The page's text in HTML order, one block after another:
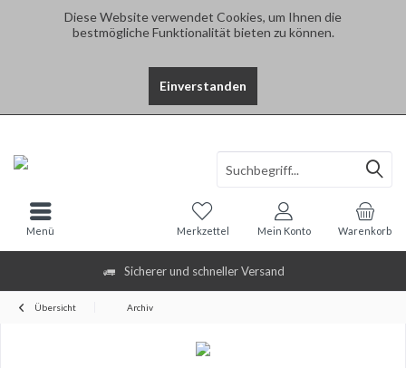
Diese Website verwendet Cookies, um Ihnen die
bestmögliche Funktionalität bieten zu können.
Einverstanden
Sicherer und schneller Versand
Warenkorb
Merkzettel Mein Konto
Menü
Übersicht Archiv